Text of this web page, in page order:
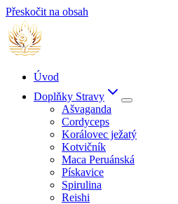
Přeskočit na obsah
Úvod
Doplňky Stravy
Ašvaganda
Cordyceps
Korálovec ježatý
Kotvičník
Maca Peruánská
Pískavice
Spirulina
Reishi